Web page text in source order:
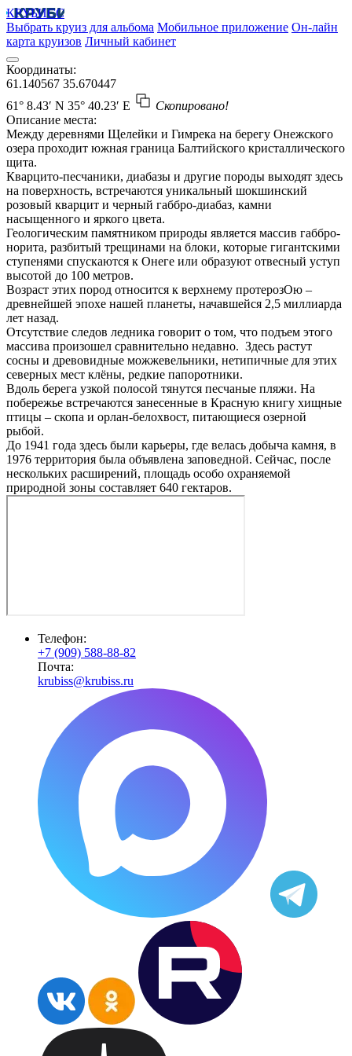
КРУБИСС
Выбрать круиз для альбома Мобильное приложение Он-лайн
карта круизов Личный кабинет
Координаты:
61.140567 35.670447
61° 8.43′ N 35° 40.23′ E
Скопировано!
Описание места:
Между деревнями Щелейки и Гимрека на берегу Онежского
озера проходит южная граница Балтийского кристаллического
щита.
Кварцито-песчаники, диабазы и другие породы выходят здесь
на поверхность, встречаются уникальный шокшинский
розовый кварцит и черный габбро-диабаз, камни
насыщенного и яркого цвета.
Геологическим памятником природы является массив габбро-
норита, разбитый трещинами на блоки, которые гигантскими
ступенями спускаются к Онеге или образуют отвесный уступ
высотой до 100 метров.
Возраст этих пород относится к верхнему протерозОю –
древнейшей эпохе нашей планеты, начавшейся 2,5 миллиарда
лет назад.
Отсутствие следов ледника говорит о том, что подъем этого
массива произошел сравнительно недавно. Здесь растут
сосны и древовидные можжевельники, нетипичные для этих
северных мест клёны, редкие папоротники.
Вдоль берега узкой полосой тянутся песчаные пляжи. На
побережье встречаются занесенные в Красную книгу хищные
птицы – скопа и орлан-белохвост, питающиеся озерной
рыбой.
До 1941 года здесь были карьеры, где велась добыча камня, в
1976 территория была объявлена заповедной. Сейчас, после
нескольких расширений, площадь особо охраняемой
природной зоны составляет 640 гектаров.
Телефон:
+7 (909) 588-88-82
Почта:
krubiss@krubiss.ru